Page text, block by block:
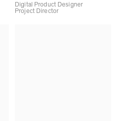
Digital Product Designer
Project Director